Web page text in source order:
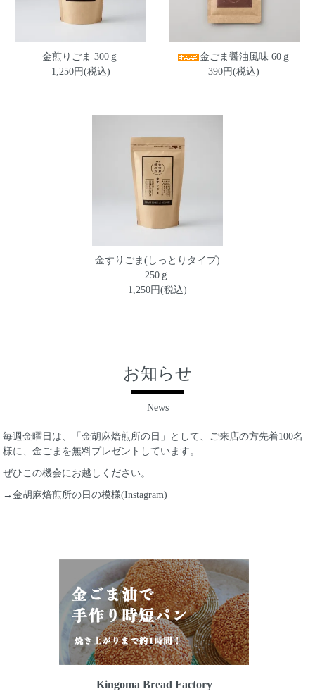
金煎りごま 300ｇ
1,250円(税込)
金ごま醤油風味 60ｇ
390円(税込)
金すりごま(しっとりタイプ)
250ｇ
1,250円(税込)
お知らせ
News
毎週金曜日は、「金胡麻焙煎所の日」として、ご来店の方先着100名
様に、金ごまを無料プレゼントしています。
ぜひこの機会にお越しください。
→金胡麻焙煎所の日の模様(Instagram)
Kingoma Bread Factory